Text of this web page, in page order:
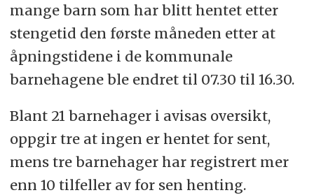
mange barn som har blitt hentet etter
stengetid den første måneden etter at
åpningstidene i de kommunale
barnehagene ble endret til 07.30 til 16.30.
Blant 21 barnehager i avisas oversikt,
oppgir tre at ingen er hentet for sent,
mens tre barnehager har registrert mer
enn 10 tilfeller av for sen henting.